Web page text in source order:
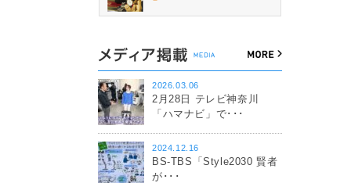
2026.03.06
2月28日 テレビ神奈川
「ハマナビ」で･･･
2024.12.16
BS-TBS「Style2030 賢者
が･･･